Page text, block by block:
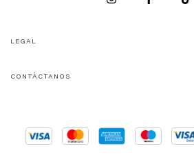
LEGAL
CONTÁCTANOS